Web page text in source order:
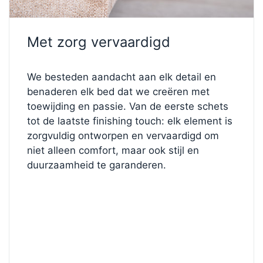
aanpassen om te lezen, rusten of ontspannen -
FL1 verchroomde metalen poten (10 cm)
moderne toets. Ze zijn bovendien zeer stabiel en
hebben een eenvoudig te reinigen hoogte voor uw
slaapkamerinrichting.
Dit eenpersoonsbed combineert vakmanschap,
comfort en innovatie op perfecte wijze: ideaal voor
wie waarde hecht aan zowel functionaliteit als
Met zorg vervaardigd
We besteden aandacht aan elk detail en
benaderen elk bed dat we creëren met
toewijding en passie. Van de eerste schets
tot de laatste finishing touch: elk element is
zorgvuldig ontworpen en vervaardigd om
niet alleen comfort, maar ook stijl en
duurzaamheid te garanderen.